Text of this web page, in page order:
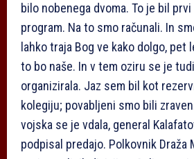
bilo nobenega dvoma. To je bil
program. Na to smo računali. In
lahko traja Bog ve kako dolgo, pet
to bo naše. In v tem oziru se je
organizirala. Jaz sem bil kot
kolegiju; povabljeni smo bili
vojska se je vdala, general
podpisal predajo. Polkovnik Draža